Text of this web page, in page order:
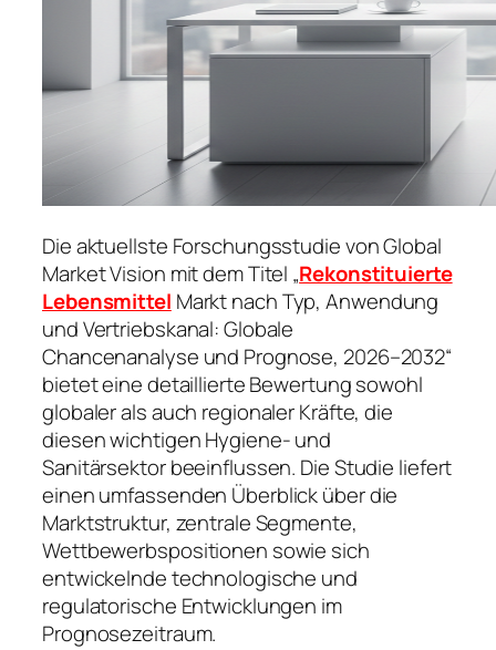
Die aktuellste Forschungsstudie von Global
Market Vision mit dem Titel „Rekonstituierte
Lebensmittel Markt nach Typ, Anwendung
und Vertriebskanal: Globale
Chancenanalyse und Prognose, 2026–2032“
bietet eine detaillierte Bewertung sowohl
globaler als auch regionaler Kräfte, die
diesen wichtigen Hygiene- und
Sanitärsektor beeinflussen. Die Studie liefert
einen umfassenden Überblick über die
Marktstruktur, zentrale Segmente,
Wettbewerbspositionen sowie sich
entwickelnde technologische und
regulatorische Entwicklungen im
Prognosezeitraum.